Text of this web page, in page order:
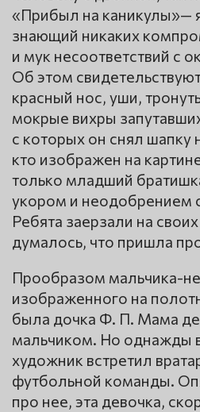
«Прибыл на каникулы»—
знающий никаких
и мук несоответствий с
Об этом
красный нос, уши,
мокрые вихры
с которых он снял шапку
кто изображен на
только младший
укором и неодобрением
Ребята заерзали на
думалось, что пришла
Прообразом мальчика-
изображенного на
была дочка Ф. П. Мама
мальчиком. Но однажды
художник встретил
футбольной команды.
про нее, эта девочка,